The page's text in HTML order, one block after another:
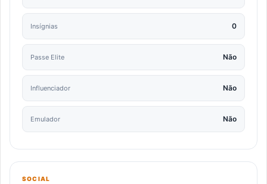
Insígnias 0
Passe Elite Não
Influenciador Não
Emulador Não
SOCIAL